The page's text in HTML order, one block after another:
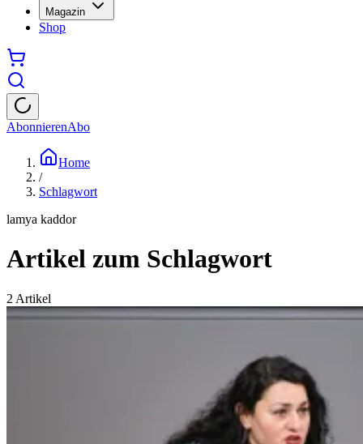
Magazin
Shop
AbonnierenAbo
Home
/
Schlagwort
lamya kaddor
Artikel zum Schlagwort
2 Artikel